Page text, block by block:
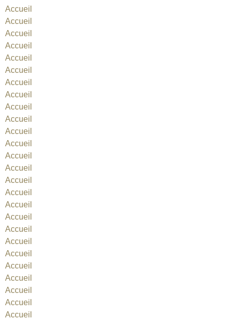
Accueil
Accueil
Accueil
Accueil
Accueil
Accueil
Accueil
Accueil
Accueil
Accueil
Accueil
Accueil
Accueil
Accueil
Accueil
Accueil
Accueil
Accueil
Accueil
Accueil
Accueil
Accueil
Accueil
Accueil
Accueil
Accueil